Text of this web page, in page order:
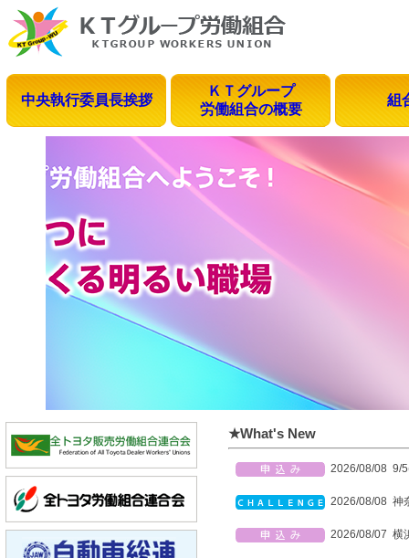
中央執行委員長挨拶
ＫＴグループ
労働組合の概要
組
★What's New
2026/08/08 9/
2026/08/08 神
2026/08/07